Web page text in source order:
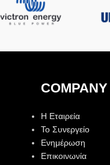
COMPANY
Η Εταιρεία
Το Συνεργείο
Ενημέρωση
Επικοινωνία